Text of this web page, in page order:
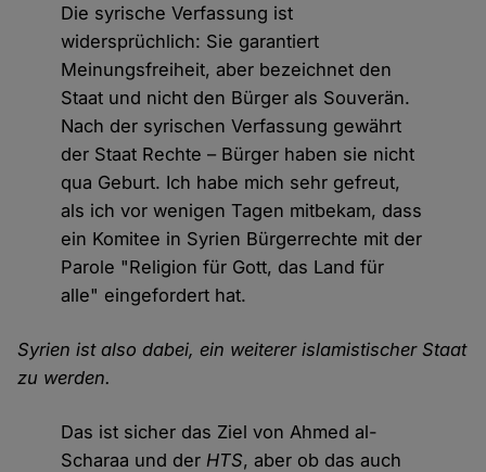
Die syrische Verfassung ist
widersprüchlich: Sie garantiert
Meinungsfreiheit, aber bezeichnet den
Staat und nicht den Bürger als Souverän.
Nach der syrischen Verfassung gewährt
der Staat Rechte – Bürger haben sie nicht
qua Geburt. Ich habe mich sehr gefreut,
als ich vor wenigen Tagen mitbekam, dass
ein Komitee in Syrien Bürgerrechte mit der
Parole "Religion für Gott, das Land für
alle" eingefordert hat.
Syrien ist also dabei, ein weiterer islamistischer Staat
zu werden.
Das ist sicher das Ziel von Ahmed al-
Scharaa und der HTS, aber ob das auch